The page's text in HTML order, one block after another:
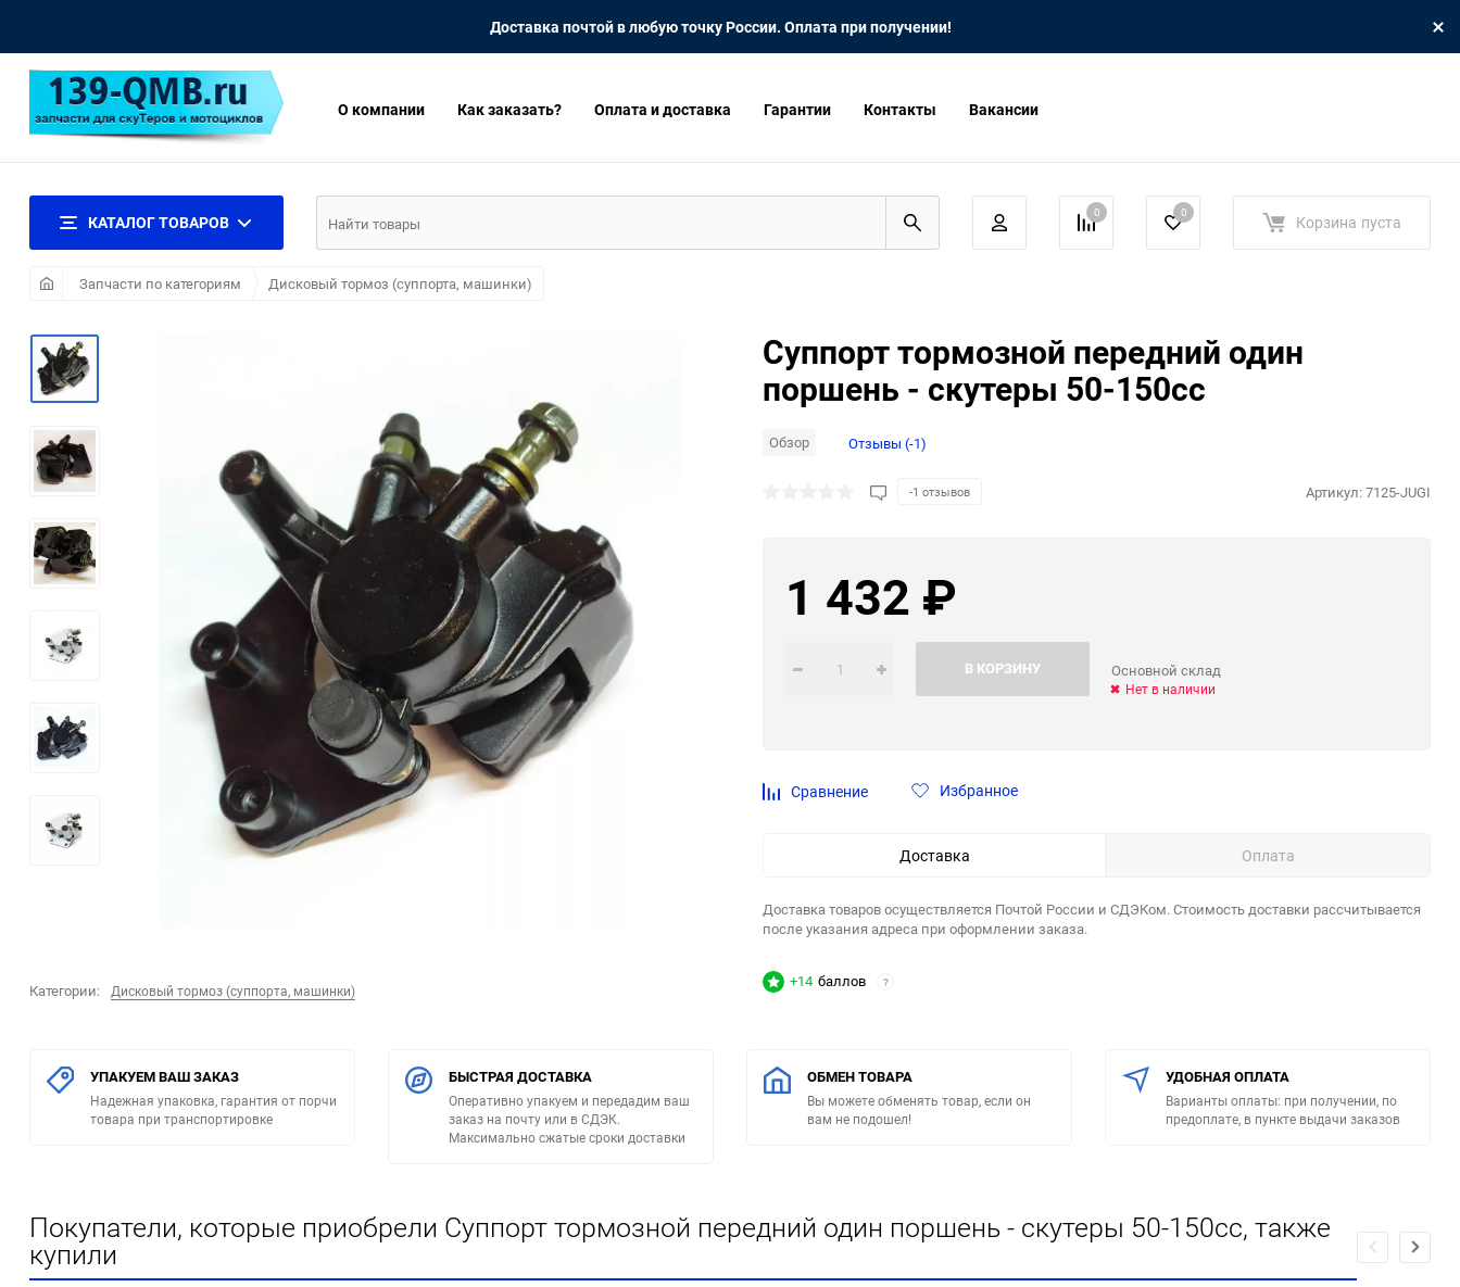
Доставка почтой в любую точку России. Оплата при получении!
О компании Как заказать? Оплата и доставка Гарантии Контакты Вакансии
КАТАЛОГ ТОВАРОВ 0 0 Корзина пуста
Запчасти по категориям Дисковый тормоз (суппорта, машинки)
Категории: Дисковый тормоз (суппорта, машинки)
Суппорт тормозной передний один
поршень - cкутеры 50-150сс
Обзор Отзывы (-1)
-1 отзывов Артикул:7125-JUGI
1 432 ₽
В КОРЗИНУ Основной склад
Нет в наличии
Сравнение Избранное
Доставка Оплата
Доставка товаров осуществляется Почтой России и СДЭКом. Стоимость доставки рассчитывается
после указания адреса при оформлении заказа.
+14 баллов ?
УПАКУЕМ ВАШ ЗАКАЗ
Надежная упаковка, гарантия от порчи
товара при транспортировке
БЫСТРАЯ ДОСТАВКА
Оперативно упакуем и передадим ваш
заказ на почту или в СДЭК.
Максимально сжатые сроки доставки
ОБМЕН ТОВАРА
Вы можете обменять товар, если он
вам не подошел!
УДОБНАЯ ОПЛАТА
Варианты оплаты: при получении, по
предоплате, в пункте выдачи заказов
Покупатели, которые приобрели Суппорт тормозной передний один поршень - cкутеры 50-150сс, также
купили